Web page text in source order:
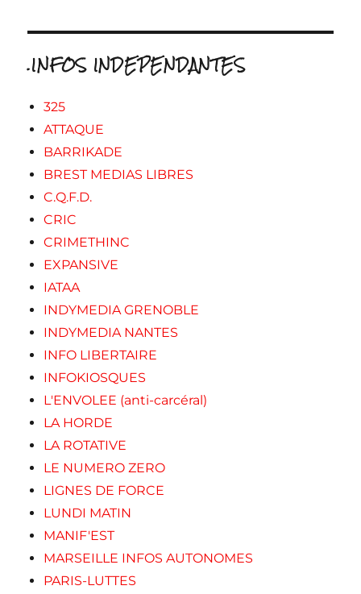
.INFOS INDEPENDANTES
325
ATTAQUE
BARRIKADE
BREST MEDIAS LIBRES
C.Q.F.D.
CRIC
CRIMETHINC
EXPANSIVE
IATAA
INDYMEDIA GRENOBLE
INDYMEDIA NANTES
INFO LIBERTAIRE
INFOKIOSQUES
L'ENVOLEE (anti-carcéral)
LA HORDE
LA ROTATIVE
LE NUMERO ZERO
LIGNES DE FORCE
LUNDI MATIN
MANIF'EST
MARSEILLE INFOS AUTONOMES
PARIS-LUTTES